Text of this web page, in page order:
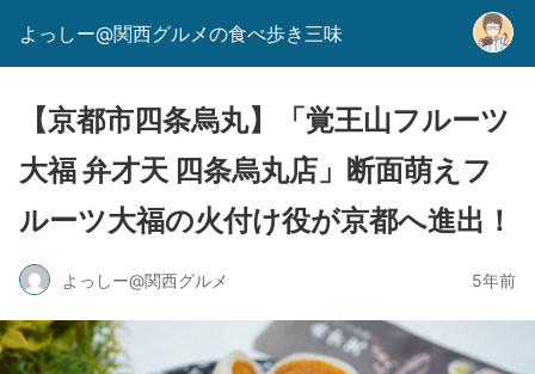
よっしー@関西グルメの食べ歩き三味
【京都市四条烏丸】「覚王山フルーツ
大福 弁才天 四条烏丸店」断面萌えフ
ルーツ大福の火付け役が京都へ進出！
よっしー@関西グルメ 5年前